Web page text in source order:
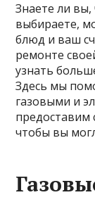
Знаете ли
выбираете,
блюд и ваш
ремонте
узнать
Здесь мы
газовыми и
чтобы вы